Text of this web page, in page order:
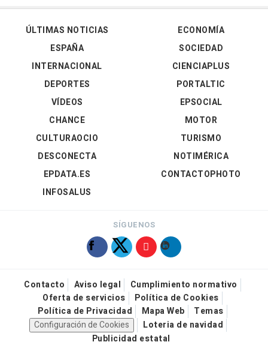
ÚLTIMAS NOTICIAS
ESPAÑA
INTERNACIONAL
DEPORTES
VÍDEOS
ECONOMÍA
SOCIEDAD
CIENCIAPLUS
PORTALTIC
EPSOCIAL
CHANCE
CULTURAOCIO
DESCONECTA
EPDATA.ES
INFOSALUS
MOTOR
TURISMO
NOTIMÉRICA
CONTACTOPHOTO
SÍGUENOS
Contacto Aviso legal
Cumplimiento normativo
Oferta de servicios
Política de Cookies
Política de Privacidad
Mapa Web
Temas
Configuración de Cookies
Loteria de navidad
Publicidad estatal